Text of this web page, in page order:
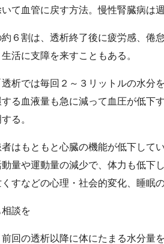
て血管に戻す方法。慢性腎臓病は
６割は、透析終了後に疲労感、倦
活に支障を来すこともある。
析では毎回２～３リットルの水分
る血液量も急に減って血圧が低下
る。
はもともと心臓の機能が低下して
量や運動量の減少で、体力も低下
すなどの心理・社会的変化、睡眠
談を
回の透析以降に体にたまる水分量